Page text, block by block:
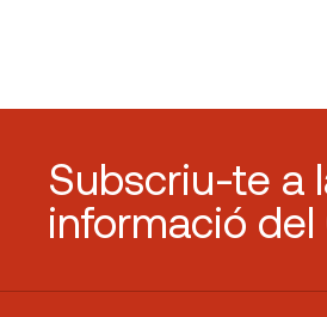
Subscriu-te a
informació